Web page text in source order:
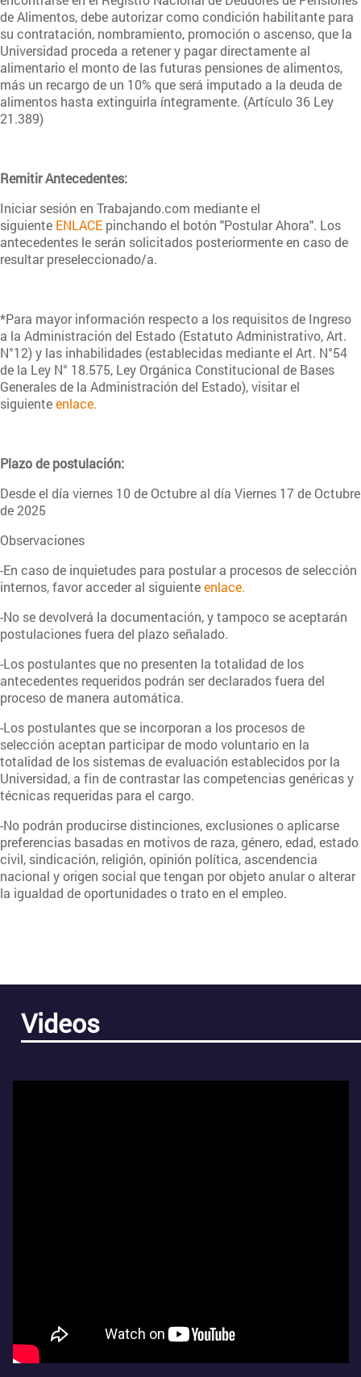
de Alimentos, debe autorizar como condición habilitante para
su contratación, nombramiento, promoción o ascenso, que la
Universidad proceda a retener y pagar directamente al
alimentario el monto de las futuras pensiones de alimentos,
más un recargo de un 10% que será imputado a la deuda de
alimentos hasta extinguirla íntegramente. (Artículo 36 Ley
21.389)
Remitir Antecedentes:
Iniciar sesión en Trabajando.com mediante el
siguiente ENLACE pinchando el botón "Postular Ahora". Los
antecedentes le serán solicitados posteriormente en caso de
resultar preseleccionado/a.
*Para mayor información respecto a los requisitos de Ingreso
a la Administración del Estado (Estatuto Administrativo, Art.
N°12) y las inhabilidades (establecidas mediante el Art. N°54
de la Ley N° 18.575, Ley Orgánica Constitucional de Bases
Generales de la Administración del Estado), visitar el
siguienteenlace.
Plazo de postulación:
Desde el día viernes 10 de Octubre al día Viernes 17 de Octubre
de 2025
Observaciones
-En caso de inquietudes para postular a procesos de selección
internos, favor acceder al siguienteenlace.
-No se devolverá la documentación, y tampoco se aceptarán
postulaciones fuera del plazo señalado.
-Los postulantes que no presenten la totalidad de los
antecedentes requeridos podrán ser declarados fuera del
proceso de manera automática.
-Los postulantes que se incorporan a los procesos de
selección aceptan participar de modo voluntario en la
totalidad de los sistemas de evaluación establecidos por la
Universidad, a fin de contrastar las competencias genéricas y
técnicas requeridas para el cargo.
-No podrán producirse distinciones, exclusiones o aplicarse
preferencias basadas en motivos de raza, género, edad, estado
civil, sindicación, religión, opinión política, ascendencia
nacional y origen social que tengan por objeto anular o alterar
la igualdad de oportunidades o trato en el empleo.
Videos